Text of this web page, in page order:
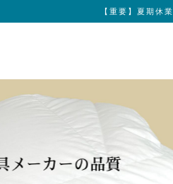
【重要】夏期休